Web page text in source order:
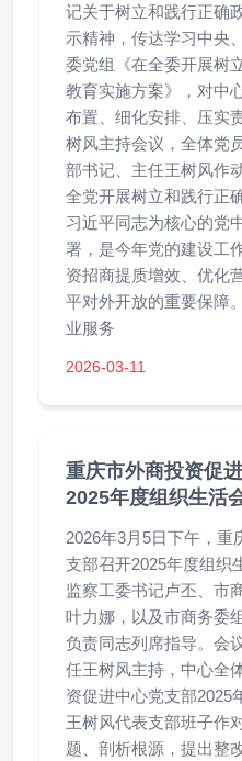
记关于树立和践行正确
示精神，传达学习中央
委党组《在全委开展树
教育实施方案》，对中
布置、细化安排、压实
树风主持会议，全体党
部书记、主任王树风作
全党开展树立和践行正
习近平同志为核心的党
署，是今年党的建设工
资招商提质增效、优化
平对外开放的重要保障
业服务
2026-03-11
重庆市外商投资促
2025年度组织生活
2026年3月5日下午，重
支部召开2025年度组织
监察工委书记卢丕、市
叶力娜，以及市商务委
负责同志列席指导。会
任王树风主持，中心全
资促进中心党支部2025
王树风代表支部班子作
题、剖析根源，提出整